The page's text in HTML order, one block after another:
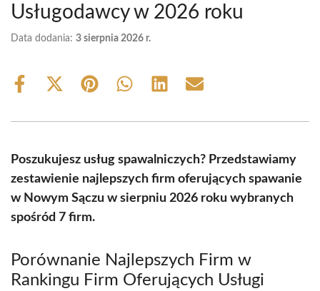
Usługodawcy w 2026 roku
Data dodania: 3 sierpnia 2026 r.
Share
Share
(Twitter)
Share Share Share Share
Poszukujesz usług spawalniczych? Przedstawiamy
zestawienie najlepszych firm oferujących spawanie
w Nowym Sączu w sierpniu 2026 roku wybranych
spośród 7 firm.
Porównanie Najlepszych Firm w
Rankingu Firm Oferujących Usługi